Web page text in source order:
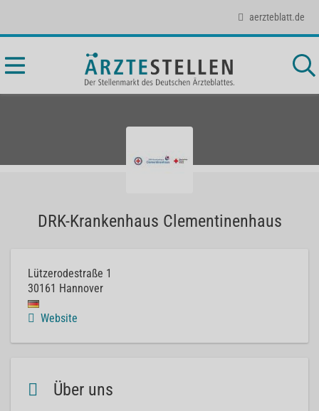
aerzteblatt.de
DRK-Krankenhaus Clementinenhaus
Lützerodestraße 1
30161 Hannover
Website
Über uns